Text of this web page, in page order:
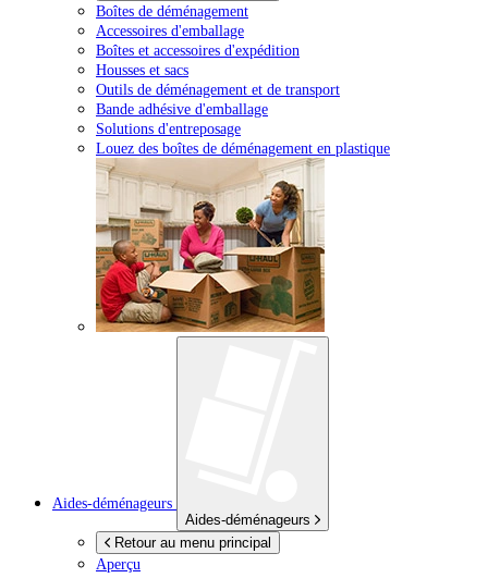
Boîtes de déménagement
Accessoires d'emballage
Boîtes et accessoires d'expédition
Housses et sacs
Outils de déménagement et de transport
Bande adhésive d'emballage
Solutions d'entreposage
Louez des boîtes de déménagement en plastique
Aides-déménageurs
Aides-déménageurs
Retour au menu principal
Aperçu